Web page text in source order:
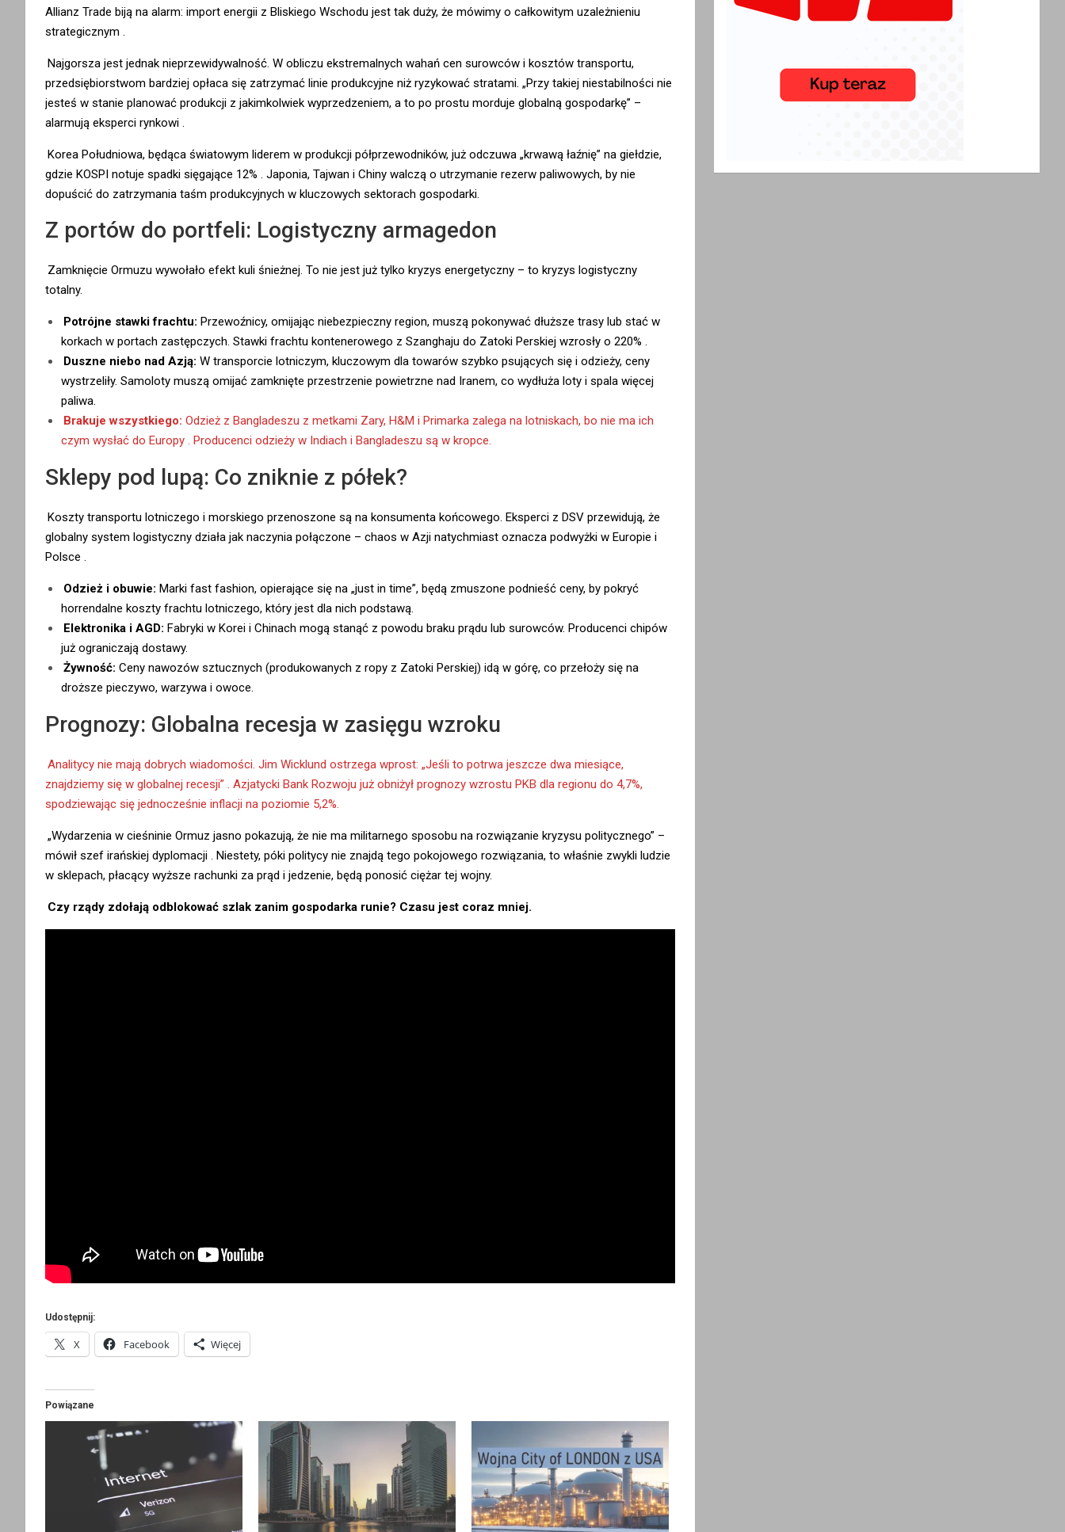
Allianz Trade biją na alarm: import energii z Bliskiego Wschodu jest tak duży, że mówimy o całkowitym uzależnieniu
strategicznym .
Najgorsza jest jednak nieprzewidywalność. W obliczu ekstremalnych wahań cen surowców i kosztów transportu,
przedsiębiorstwom bardziej opłaca się zatrzymać linie produkcyjne niż ryzykować stratami. „Przy takiej niestabilności nie
jesteś w stanie planować produkcji z jakimkolwiek wyprzedzeniem, a to po prostu morduje globalną gospodarkę” –
alarmują eksperci rynkowi .
Korea Południowa, będąca światowym liderem w produkcji półprzewodników, już odczuwa „krwawą łaźnię” na giełdzie,
gdzie KOSPI notuje spadki sięgające 12% . Japonia, Tajwan i Chiny walczą o utrzymanie rezerw paliwowych, by nie
dopuścić do zatrzymania taśm produkcyjnych w kluczowych sektorach gospodarki.
Z portów do portfeli: Logistyczny armagedon
Zamknięcie Ormuzu wywołało efekt kuli śnieżnej. To nie jest już tylko kryzys energetyczny – to kryzys logistyczny
totalny.
Potrójne stawki frachtu: Przewoźnicy, omijając niebezpieczny region, muszą pokonywać dłuższe trasy lub stać w
korkach w portach zastępczych. Stawki frachtu kontenerowego z Szanghaju do Zatoki Perskiej wzrosły o 220% .
Duszne niebo nad Azją: W transporcie lotniczym, kluczowym dla towarów szybko psujących się i odzieży, ceny
wystrzeliły. Samoloty muszą omijać zamknięte przestrzenie powietrzne nad Iranem, co wydłuża loty i spala więcej
paliwa.
Brakuje wszystkiego: Odzież z Bangladeszu z metkami Zary, H&M i Primarka zalega na lotniskach, bo nie ma ich
czym wysłać do Europy . Producenci odzieży w Indiach i Bangladeszu są w kropce.
Sklepy pod lupą: Co zniknie z półek?
Koszty transportu lotniczego i morskiego przenoszone są na konsumenta końcowego. Eksperci z DSV przewidują, że
globalny system logistyczny działa jak naczynia połączone – chaos w Azji natychmiast oznacza podwyżki w Europie i
Polsce .
Odzież i obuwie: Marki fast fashion, opierające się na „just in time”, będą zmuszone podnieść ceny, by pokryć
horrendalne koszty frachtu lotniczego, który jest dla nich podstawą.
Elektronika i AGD: Fabryki w Korei i Chinach mogą stanąć z powodu braku prądu lub surowców. Producenci chipów
już ograniczają dostawy.
Żywność: Ceny nawozów sztucznych (produkowanych z ropy z Zatoki Perskiej) idą w górę, co przełoży się na
droższe pieczywo, warzywa i owoce.
Prognozy: Globalna recesja w zasięgu wzroku
Analitycy nie mają dobrych wiadomości. Jim Wicklund ostrzega wprost: „Jeśli to potrwa jeszcze dwa miesiące,
znajdziemy się w globalnej recesji” . Azjatycki Bank Rozwoju już obniżył prognozy wzrostu PKB dla regionu do 4,7%,
spodziewając się jednocześnie inflacji na poziomie 5,2%.
„Wydarzenia w cieśninie Ormuz jasno pokazują, że nie ma militarnego sposobu na rozwiązanie kryzysu politycznego” –
mówił szef irańskiej dyplomacji . Niestety, póki politycy nie znajdą tego pokojowego rozwiązania, to właśnie zwykli ludzie
w sklepach, płacący wyższe rachunki za prąd i jedzenie, będą ponosić ciężar tej wojny.
Czy rządy zdołają odblokować szlak zanim gospodarka runie? Czasu jest coraz mniej.
Udostępnij:
X Facebook Więcej
Powiązane